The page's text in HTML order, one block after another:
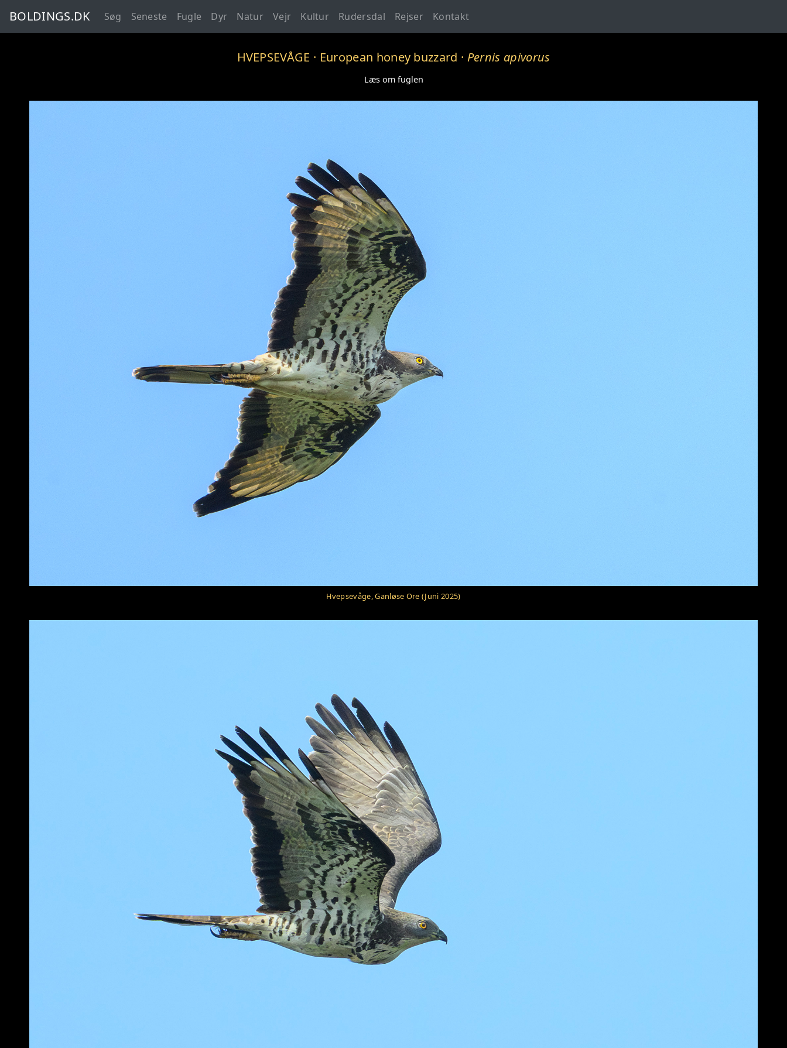
BOLDINGS.DK Søg Seneste Fugle Dyr Natur Vejr Kultur Rudersdal Rejser Kontakt
HVEPSEVÅGE · European honey buzzard · Pernis apivorus
Læs om fuglen
Hvepsevåge, Ganløse Ore (Juni 2025)